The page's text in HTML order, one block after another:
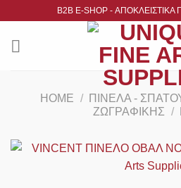
περιεχόμενο
B2B Ε-SHOP - ΑΠΟΚΛΕΙΣΤΙΚΑ
HOME /
ΠΙΝΈΛΑ -
ΖΩΓΡΑΦΙΚΉΣ /